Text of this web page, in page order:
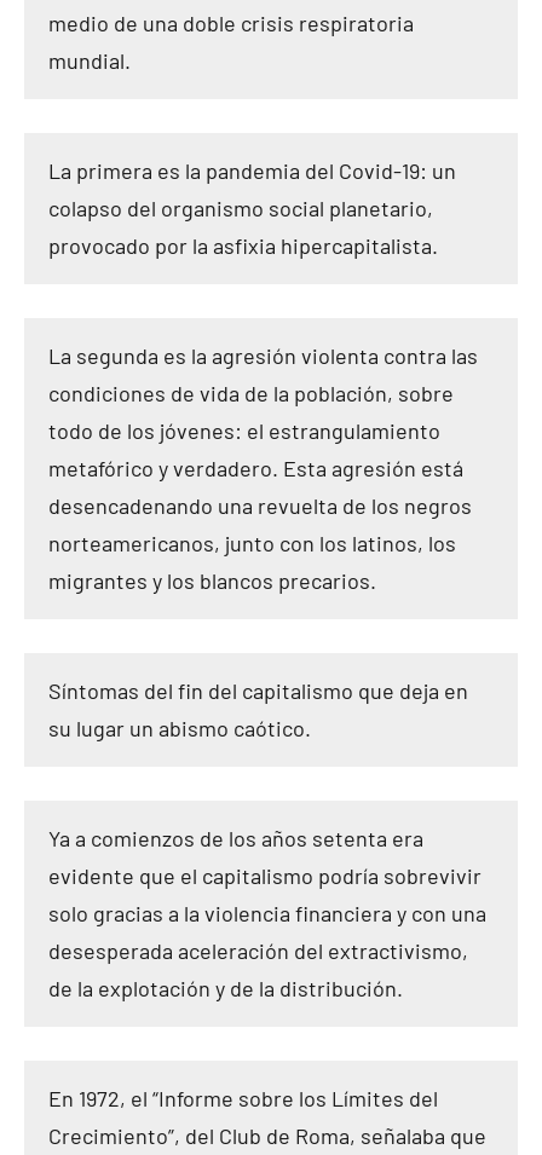
medio de una doble crisis respiratoria
mundial.
La primera es la pandemia del Covid-19: un
colapso del organismo social planetario,
provocado por la asfixia hipercapitalista.
La segunda es la agresión violenta contra las
condiciones de vida de la población, sobre
todo de los jóvenes: el estrangulamiento
metafórico y verdadero. Esta agresión está
desencadenando una revuelta de los negros
norteamericanos, junto con los latinos, los
migrantes y los blancos precarios.
Síntomas del fin del capitalismo que deja en
su lugar un abismo caótico.
Ya a comienzos de los años setenta era
evidente que el capitalismo podría sobrevivir
solo gracias a la violencia financiera y con una
desesperada aceleración del extractivismo,
de la explotación y de la distribución.
En 1972, el “Informe sobre los Límites del
Crecimiento”, del Club de Roma, señalaba que